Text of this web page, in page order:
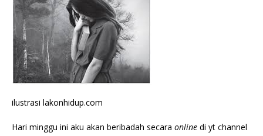
ilustrasi lakonhidup.com
Hari minggu ini aku akan beribadah secara online di yt channel